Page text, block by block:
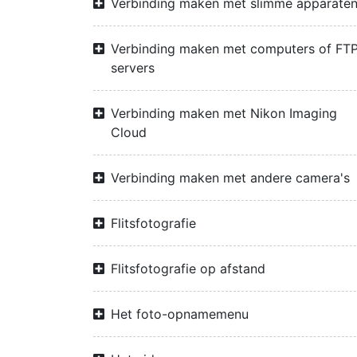
Verbinding maken met slimme apparaten
Verbinding maken met computers of
servers
Verbinding maken met Nikon Imaging
Cloud
Verbinding maken met andere camera's
Flitsfotografie
Flitsfotografie op afstand
Het foto-opnamemenu